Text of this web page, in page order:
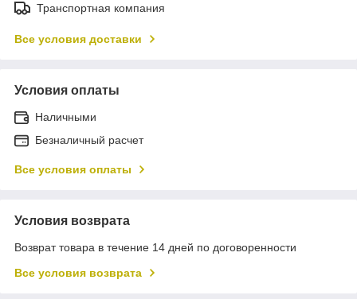
Транспортная компания
Все условия доставки
Условия оплаты
Наличными
Безналичный расчет
Все условия оплаты
Условия возврата
Возврат товара в течение 14 дней по договоренности
Все условия возврата